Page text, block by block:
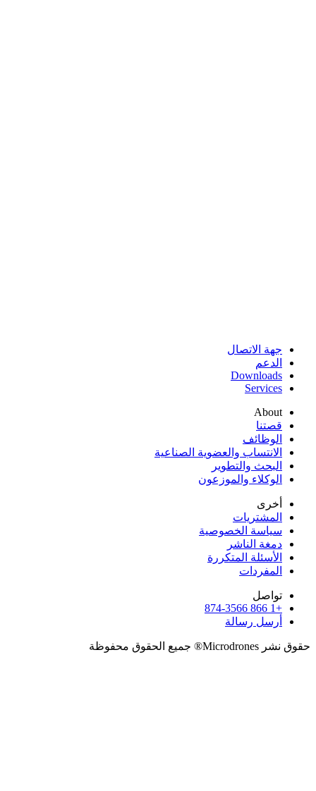
جهة الاتصال
الدعم
Downloads
Services
About
قصتنا
الوظائف
الانتساب والعضوية الصناعية
البحث والتطوير
الوكلاء والموزعون
أخرى
المشتريات
سياسة الخصوصية
دمغة الناشر
الأسئلة المتكررة
المفردات
تواصل
+1 866 874-3566
أرسل رسالة
حقوق نشر Microdrones® جميع الحقوق محفوظة